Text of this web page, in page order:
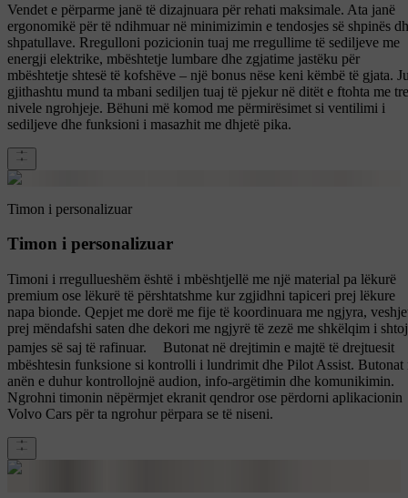
Vendet e përparme janë të dizajnuara për rehati maksimale. Ata janë
ergonomikë për të ndihmuar në minimizimin e tendosjes së shpinës
shpatullave. Rregulloni pozicionin tuaj me rregullime të sediljeve me
energji elektrike, mbështetje lumbare dhe zgjatime jastëku për
mbështetje shtesë të kofshëve – një bonus nëse keni këmbë të gjata.
gjithashtu mund ta mbani sediljen tuaj të pjekur në ditët e ftohta me tre
nivele ngrohjeje. Bëhuni më komod me përmirësimet si ventilimi i
sediljeve dhe funksioni i masazhit me dhjetë pika.
Timon i personalizuar
Timon i personalizuar
Timoni i rregullueshëm është i mbështjellë me një material pa lëkurë
premium ose lëkurë të përshtatshme kur zgjidhni tapiceri prej lëkure
napa bionde. Qepjet me dorë me fije të koordinuara me ngjyra,
prej mëndafshi saten dhe dekori me ngjyrë të zezë me shkëlqim i
pamjes së saj të rafinuar. Butonat në drejtimin e majtë të drejtuesit
mbështesin funksione si kontrolli i lundrimit dhe Pilot Assist. Butonat
anën e duhur kontrollojnë audion, info-argëtimin dhe komunikimin.
Ngrohni timonin nëpërmjet ekranit qendror ose përdorni aplikacionin
Volvo Cars për ta ngrohur përpara se të niseni.